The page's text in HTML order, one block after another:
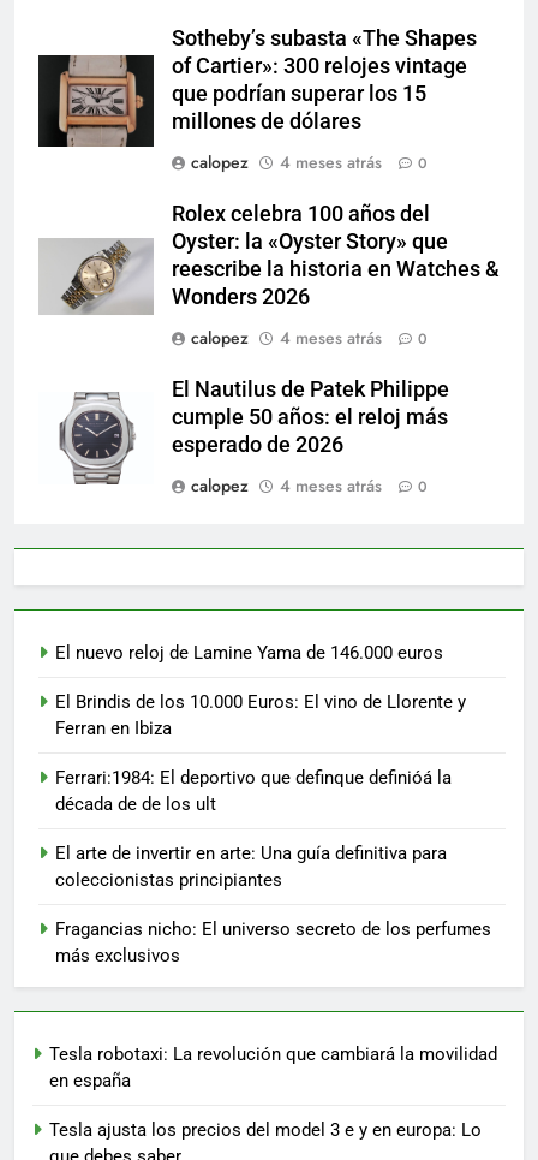
Sotheby’s subasta «The Shapes
of Cartier»: 300 relojes vintage
que podrían superar los 15
millones de dólares
calopez
4 meses atrás 0
Rolex celebra 100 años del
Oyster: la «Oyster Story» que
reescribe la historia en Watches &
Wonders 2026
calopez
4 meses atrás 0
El Nautilus de Patek Philippe
cumple 50 años: el reloj más
esperado de 2026
calopez
4 meses atrás 0
El nuevo reloj de Lamine Yama de 146.000 euros
El Brindis de los 10.000 Euros: El vino de Llorente y
Ferran en Ibiza
Ferrari:1984: El deportivo que definque definióá la
década de de los ult
El arte de invertir en arte: Una guía definitiva para
coleccionistas principiantes
Fragancias nicho: El universo secreto de los perfumes
más exclusivos
Tesla robotaxi: La revolución que cambiará la movilidad
en españa
Tesla ajusta los precios del model 3 e y en europa: Lo